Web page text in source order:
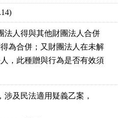
法人得與其他財團法人合併
為合併；又財團法人在未解
，此種贈與行為是否有效須
及民法適用疑義乙案，